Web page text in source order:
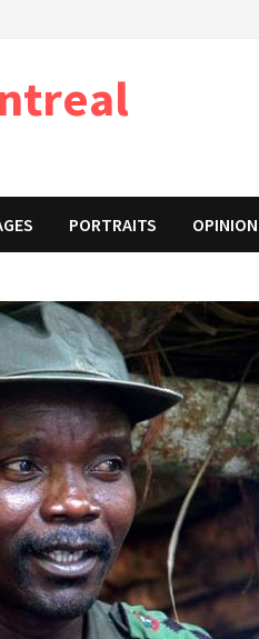
PORTRAITS OPINION